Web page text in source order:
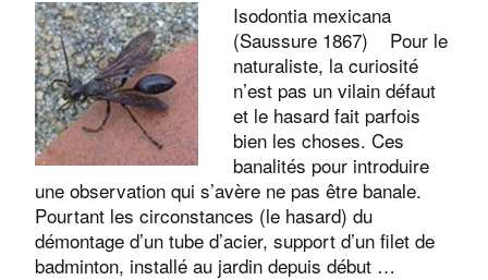
Isodontia mexicana
(Saussure 1867) Pour le
naturaliste, la curiosité
n’est pas un vilain défaut
et le hasard fait parfois
bien les choses. Ces
banalités pour introduire
une observation qui s’avère ne pas être banale.
Pourtant les circonstances (le hasard) du
démontage d’un tube d’acier, support d’un filet de
badminton, installé au jardin depuis début …